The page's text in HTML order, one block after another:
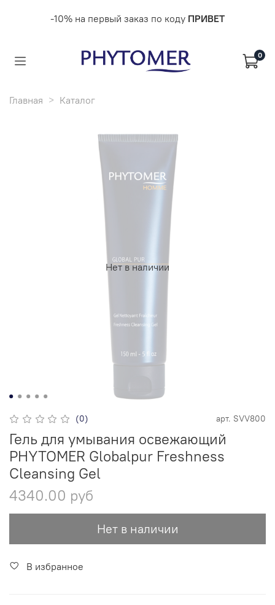
-10% на первый заказ по коду ПРИВЕТ
0
Главная Каталог
Нет в наличии
(0) арт. SVV800
Гель для умывания освежающий
PHYTOMER Globalpur Freshness
Cleansing Gel
4340.00 руб
Нет в наличии
В избранное